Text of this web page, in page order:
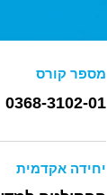
מספר קורס
0368-3102-01
יחידה אקדמית